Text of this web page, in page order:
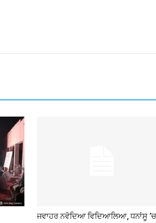
ਜਵਾਹਰ ਨਵੋਦਿਆ ਵਿਦਿਆਲਿਆ, ਧਨਾਂਸੂ ’ਚ